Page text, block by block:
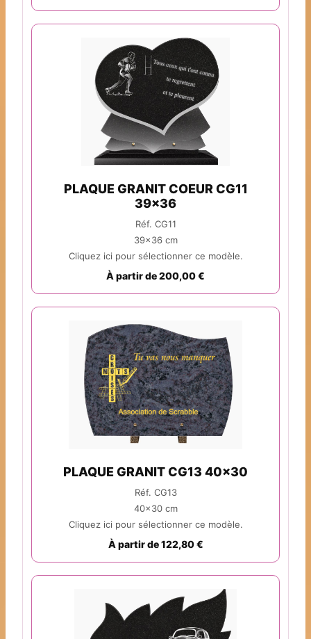
PLAQUE GRANIT COEUR CG11
39x36
Réf. CG11
39x36 cm
Cliquez ici pour sélectionner ce modèle.
À partir de 200,00 €
PLAQUE GRANIT CG13 40x30
Réf. CG13
40x30 cm
Cliquez ici pour sélectionner ce modèle.
À partir de 122,80 €